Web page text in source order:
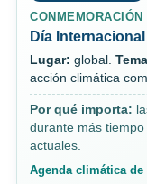
Día
Lugar: global.
acción climática
Por qué importa:
durante más
actuales.
Agenda climática